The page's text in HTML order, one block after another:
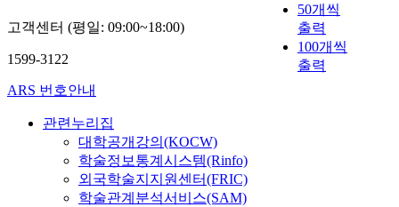
50개씩
출력
100개씩
출력
고객센터 (평일: 09:00~18:00)
1599-3122
ARS 번호안내
관련누리집
대학공개강의(KOCW)
학술정보통계시스템(Rinfo)
외국학술지지원센터(FRIC)
학술관계분석서비스(SAM)